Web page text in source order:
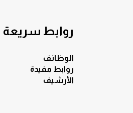
روابط سريعة
الوظائف
روابط مفيدة
الأرشيف